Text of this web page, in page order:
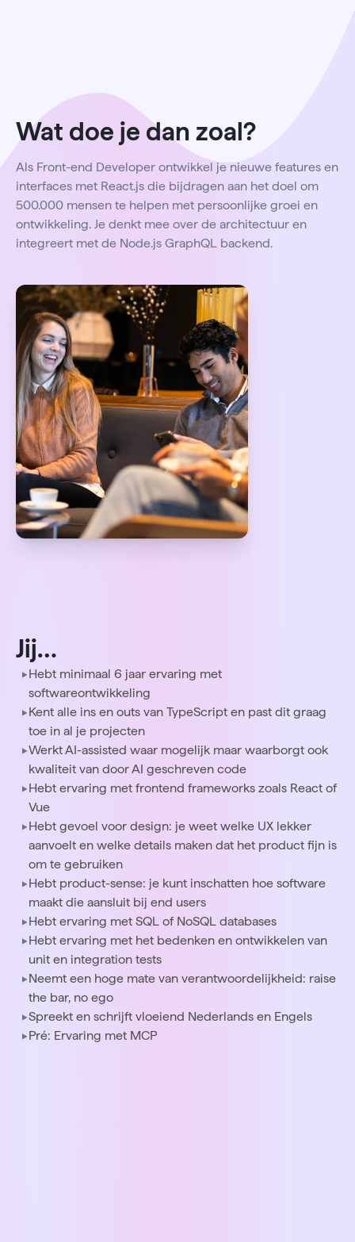
Wat doe je dan zoal?
Als Front-end Developer ontwikkel je nieuwe features en
interfaces met React.js die bijdragen aan het doel om
500.000 mensen te helpen met persoonlijke groei en
ontwikkeling. Je denkt mee over de architectuur en
integreert met de Node.js GraphQL backend.
Jij…
Hebt minimaal 6 jaar ervaring met
softwareontwikkeling
Kent alle ins en outs van TypeScript en past dit graag
toe in al je projecten
Werkt AI-assisted waar mogelijk maar waarborgt ook
kwaliteit van door AI geschreven code
Hebt ervaring met frontend frameworks zoals React of
Vue
Hebt gevoel voor design: je weet welke UX lekker
aanvoelt en welke details maken dat het product fijn is
om te gebruiken
Hebt product-sense: je kunt inschatten hoe software
maakt die aansluit bij end users
Hebt ervaring met SQL of NoSQL databases
Hebt ervaring met het bedenken en ontwikkelen van
unit en integration tests
Neemt een hoge mate van verantwoordelijkheid: raise
the bar, no ego
Spreekt en schrijft vloeiend Nederlands en Engels
Pré: Ervaring met MCP